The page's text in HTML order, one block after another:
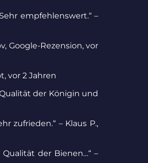
empfehlenswert.“ –
Google-Rezension, vor
vor 2 Jahren
der Königin und
zufrieden.“ – Klaus P.,
der Bienen…“ –